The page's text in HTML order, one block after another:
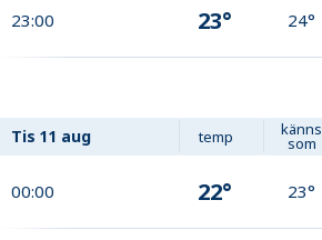
23:00 23° 24°
Tis 11 aug temp känns
som
00:00 22° 23°